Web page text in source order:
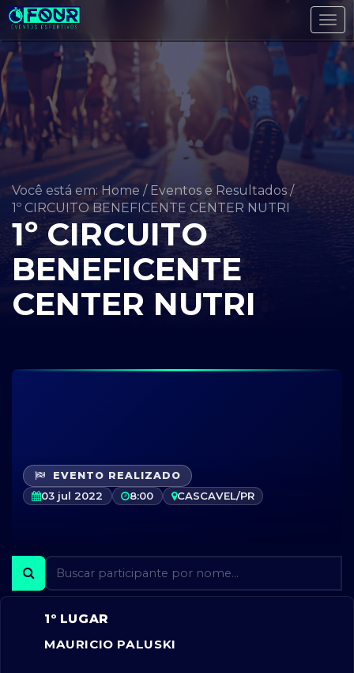
Você está em: Home / Eventos e Resultados /
1º CIRCUITO BENEFICENTE CENTER NUTRI
1º CIRCUITO
BENEFICENTE
CENTER NUTRI
EVENTO REALIZADO
03 jul 2022 8:00 CASCAVEL/PR
1º LUGAR
MAURICIO PALUSKI